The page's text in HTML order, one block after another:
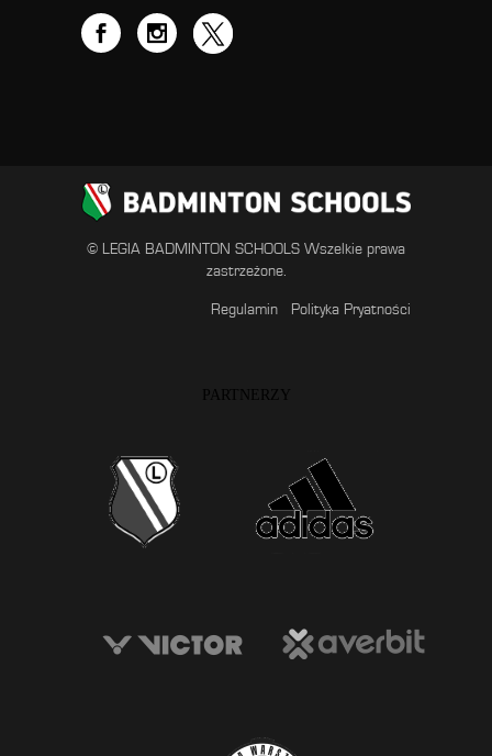
© LEGIA BADMINTON SCHOOLS Wszelkie prawa
zastrzeżone.
Regulamin Polityka Pryatności
PARTNERZY